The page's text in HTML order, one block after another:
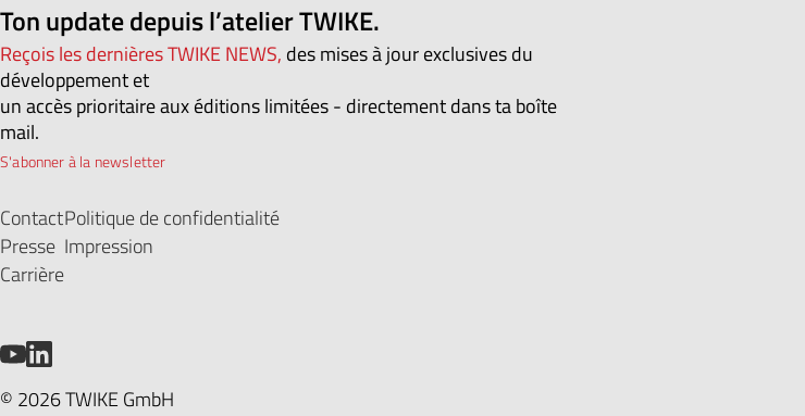
Ton update depuis l’atelier TWIKE.
Reçois les dernières TWIKE NEWS, des mises à jour exclusives du
développement et
un accès prioritaire aux éditions limitées - directement dans ta boîte
mail.
S'abonner à la newsletter
Contact
Presse
Carrière
Politique de confidentialité
Impression
© 2026 TWIKE GmbH